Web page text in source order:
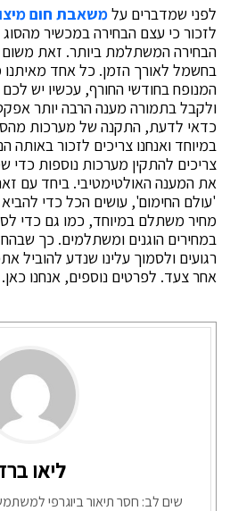
לפני שמדברים עלמשאבת חום
לזכור כי עצם הבחירה במכשיר
הבחירה המשתלמת ביותר. זאת
בחשמל לאורך הזמן. כל אחד
המנופח בחודשי החורף, עכשיו יש
ולקבל בתמורה מענה הרבה יותר
כדאי לדעת, התקנה של מערכות
במיוחד ואנחנו צריכים לזכור באותה
צריכים להתקין מערכות נוספות
את המענה האולטימטיבי. ביחד עם
'עולם החימום', עושים הכל כדי
מחיר משתלם במיוחד, כמו גם כדי
במחירים הוגנים ומשתלמים. כך
רגועים ולסמוך עלינו שנדע להוביל
אחר צעד. לפרטים נוספים, אנחנו כאן.
ליאו
שים לב: חסר תיאור ביוגרפי